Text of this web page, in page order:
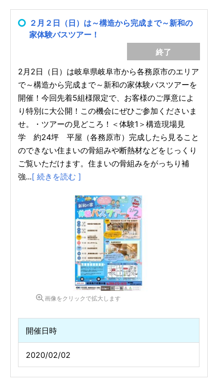
２月２日（日）は～構造から完成まで～新和の
家体験バスツアー！
終了
2月2日（日）は岐阜県岐阜市から各務原市のエリア
で～構造から完成まで～新和の家体験バスツアーを
開催！今回先着5組様限定で、お客様のご厚意によ
り特別に大公開！この機会にぜひご参加くださいま
せ。・ツアーの見どころ！＜体験1＞構造現場見
学 約24坪 平屋（各務原市）完成したら見ること
のできない住まいの骨組みや断熱材などをじっくり
ご覧いただけます。住まいの骨組みをがっちり補
強...[ 続きを読む ]
画像をクリックで拡大します
開催日時
2020/02/02